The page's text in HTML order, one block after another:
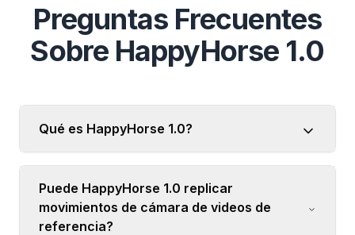
Preguntas Frecuentes
Sobre HappyHorse 1.0
Qué es HappyHorse 1.0?
Puede HappyHorse 1.0 replicar
movimientos de cámara de videos de
referencia?